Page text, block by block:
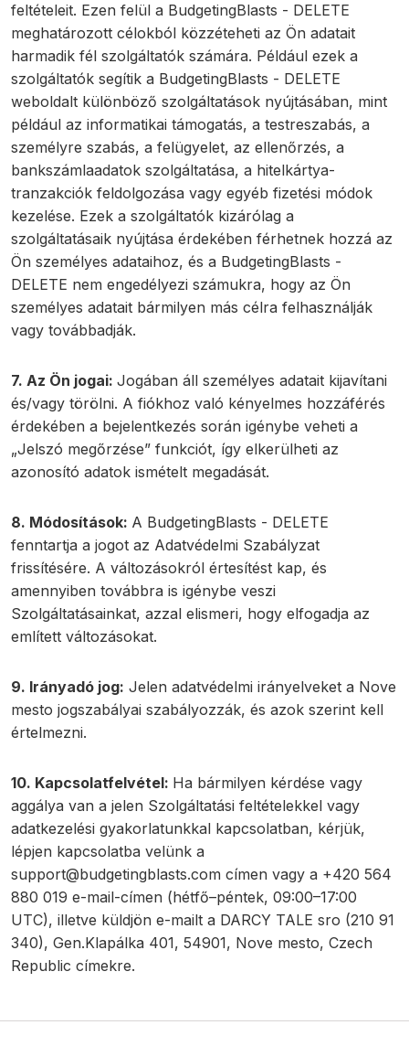
feltételeit. Ezen felül a BudgetingBlasts - DELETE
meghatározott célokból közzéteheti az Ön adatait
harmadik fél szolgáltatók számára. Például ezek a
szolgáltatók segítik a BudgetingBlasts - DELETE
weboldalt különböző szolgáltatások nyújtásában, mint
például az informatikai támogatás, a testreszabás, a
személyre szabás, a felügyelet, az ellenőrzés, a
bankszámlaadatok szolgáltatása, a hitelkártya-
tranzakciók feldolgozása vagy egyéb fizetési módok
kezelése. Ezek a szolgáltatók kizárólag a
szolgáltatásaik nyújtása érdekében férhetnek hozzá az
Ön személyes adataihoz, és a BudgetingBlasts -
DELETE nem engedélyezi számukra, hogy az Ön
személyes adatait bármilyen más célra felhasználják
vagy továbbadják.
7. Az Ön jogai: Jogában áll személyes adatait kijavítani
és/vagy törölni. A fiókhoz való kényelmes hozzáférés
érdekében a bejelentkezés során igénybe veheti a
„Jelszó megőrzése” funkciót, így elkerülheti az
azonosító adatok ismételt megadását.
8. Módosítások: A BudgetingBlasts - DELETE
fenntartja a jogot az Adatvédelmi Szabályzat
frissítésére. A változásokról értesítést kap, és
amennyiben továbbra is igénybe veszi
Szolgáltatásainkat, azzal elismeri, hogy elfogadja az
említett változásokat.
9. Irányadó jog: Jelen adatvédelmi irányelveket a Nove
mesto jogszabályai szabályozzák, és azok szerint kell
értelmezni.
10. Kapcsolatfelvétel: Ha bármilyen kérdése vagy
aggálya van a jelen Szolgáltatási feltételekkel vagy
adatkezelési gyakorlatunkkal kapcsolatban, kérjük,
lépjen kapcsolatba velünk a
support@budgetingblasts.com címen vagy a +420 564
880 019 e-mail-címen (hétfő–péntek, 09:00–17:00
UTC), illetve küldjön e-mailt a DARCY TALE sro (210 91
340), Gen.Klapálka 401, 54901, Nove mesto, Czech
Republic címekre.